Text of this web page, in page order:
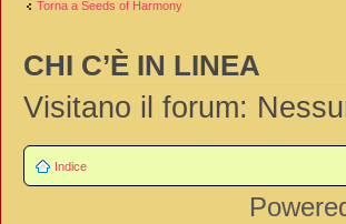
Torna a Seeds of Harmony
CHI C’È IN LINEA
Visitano il forum:
Indice